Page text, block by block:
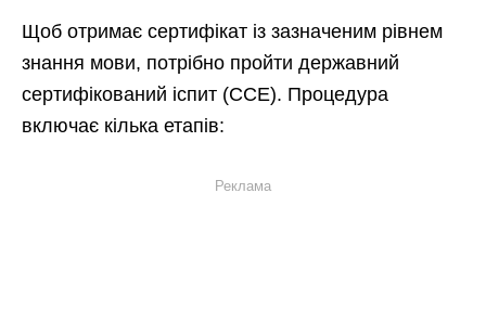
Щоб отримає сертифікат із зазначеним рівнем
знання мови, потрібно пройти державний
сертифікований іспит (CCE). Процедура
включає кілька етапів:
Реклама